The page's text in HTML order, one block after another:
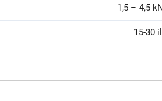
1,5 – 4,5
15-30 il